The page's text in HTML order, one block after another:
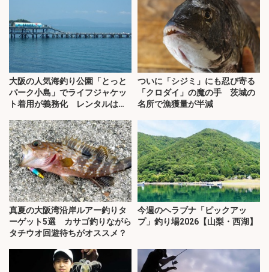
大阪の人気海釣り公園「とっと
パーク小島」でライフジャケッ
ト着用が義務化 レンタルはオ
ついに「シジミ」にも忍び寄る
「クロダイ」の魔の手 茨城の
名所で漁獲量が半減
真夏の大阪湾沿岸ルアー釣りタ
ーゲット5選 カサゴ釣りながら
タチウオ回遊待ちがオススメ？
今週のヘラブナ「ピックアッ
プ」釣り場2026【山梨・西湖】